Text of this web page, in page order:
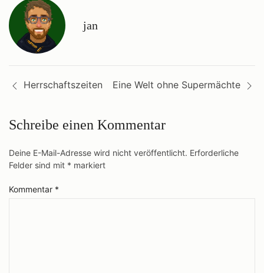
jan
Herrschaftszeiten
Eine Welt ohne Supermächte
Schreibe einen Kommentar
Deine E-Mail-Adresse wird nicht veröffentlicht. Erforderliche
Felder sind mit * markiert
Kommentar *